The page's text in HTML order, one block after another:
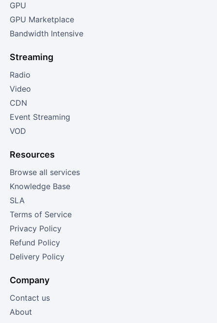
GPU
GPU Marketplace
Bandwidth Intensive
Streaming
Radio
Video
CDN
Event Streaming
VOD
Resources
Browse all services
Knowledge Base
SLA
Terms of Service
Privacy Policy
Refund Policy
Delivery Policy
Company
Contact us
About